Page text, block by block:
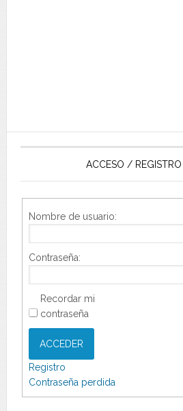
ACCESO /
Nombre de usuario:
Contraseña:
Recordar mi
contraseña
ACCEDER
Registro
Contraseña perdida